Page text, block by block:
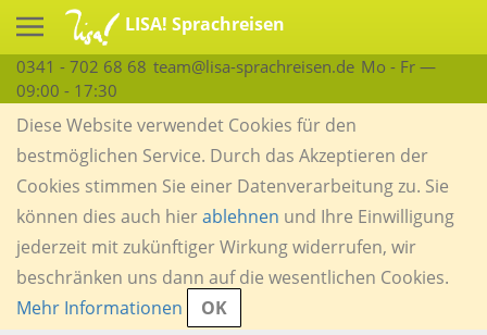
LISA! Sprachreisen
0341 - 702 68 68 team@lisa-sprachreisen.de Mo - Fr —
09:00 - 17:30
Diese Website verwendet Cookies für den
bestmöglichen Service. Durch das Akzeptieren der
Cookies stimmen Sie einer Datenverarbeitung zu. Sie
können dies auch hierablehnen und Ihre Einwilligung
jederzeit mit zukünftiger Wirkung widerrufen, wir
beschränken uns dann auf die wesentlichen Cookies.
Mehr Informationen
OK